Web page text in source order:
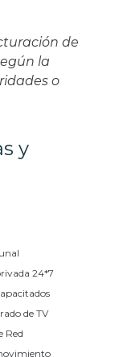
de
la
o
y
24*7
de TV
Red